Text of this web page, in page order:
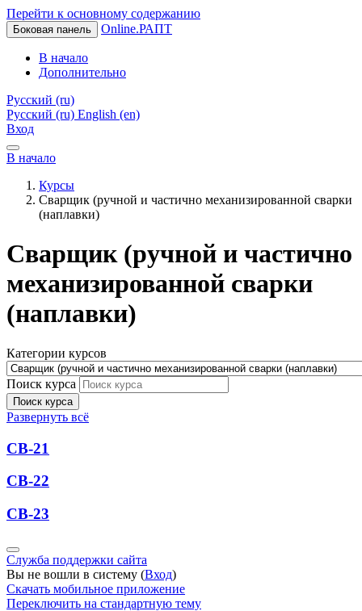
Перейти к основному содержанию
Боковая панель Online.РАПТ
В начало
Дополнительно
Русский ‎(ru)‎
Русский ‎(ru)‎ English ‎(en)‎
Вход
В начало
Курсы
Сварщик (ручной и частично механизированной сварки
(наплавки)
Сварщик (ручной и частично
механизированной сварки
(наплавки)
Категории курсов
Поиск курса
Поиск курса
Развернуть всё
СВ-21
СВ-22
СВ-23
Служба поддержки сайта
Вы не вошли в систему (Вход)
Скачать мобильное приложение
Переключить на стандартную тему